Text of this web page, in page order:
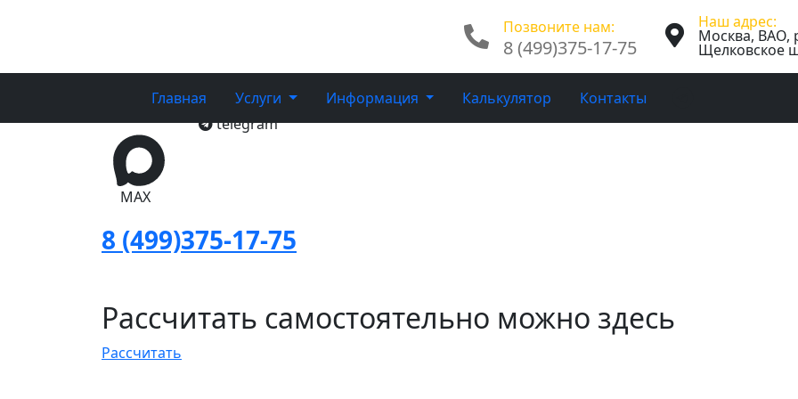
Позвоните нам:
8 (499)375-17-75
Наш адрес:
Москва, ВАО,
Щелковское
Главная Услуги Информация Калькулятор Контакты
Вывоз мусора из квартиры с
Главная/Вывоз мусора из квартиры с грузчиками
MAX
telegram
8 (499)375-17-75
Рассчитать самостоятельно можно здесь
Рассчитать